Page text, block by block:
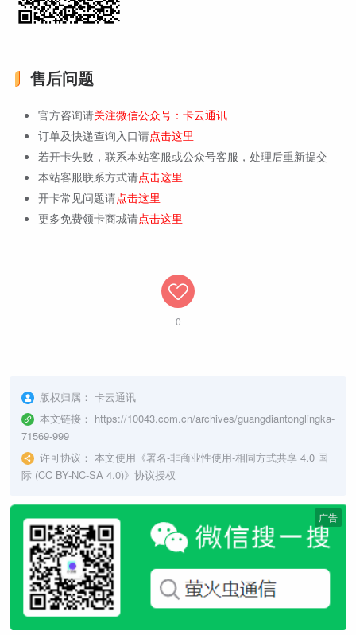
售后问题
官方咨询请关注微信公众号：卡云通讯
订单及快递查询入口请点击这里
若开卡失败，联系本站客服或公众号客服，处理后重新提交
本站客服联系方式请点击这里
开卡常见问题请点击这里
更多免费领卡商城请点击这里
0
版权归属： 卡云通讯
本文链接： https://10043.com.cn/archives/guangdiantonglingka-
71569-999
许可协议： 本文使用《署名-非商业性使用-相同方式共享 4.0 国
际 (CC BY-NC-SA 4.0)》协议授权
广告